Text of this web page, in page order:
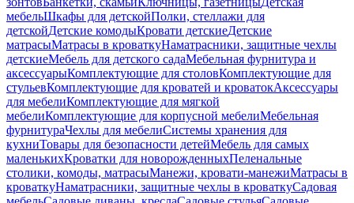
мебельШкафы для детскойПолки, стеллажи для
детскойДетские комодыКровати детскиеДетские
матрасыМатрасы в кроваткуНаматрасники, защитные чехлы
детскиеМебель для детского садаМебельная фурнитура и
аксессуарыКомплектующие для столовКомплектующие для
стульевКомплектующие для кроватей и кроватокАксессуары
для мебелиКомплектующие для мягкой
мебелиКомплектующие для корпусной мебелиМебельная
фурнитураЧехлы для мебелиСистемы хранения для
кухниТовары для безопасности детейМебель для самых
маленькихКроватки для новорожденныхПеленальные
столики, комоды, матрасыМанежи, кровати-манежиМатрасы в
кроваткуНаматрасники, защитные чехлы в кроваткуСадовая